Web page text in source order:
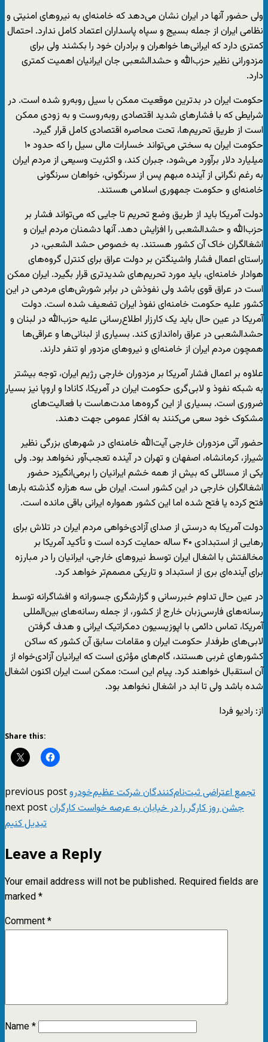
ولی حضور آنها در ایران نشان می‌دهد که خامنه‌ای به نیروهای امنیتی و
نظامی ایران از جمله بسیج و سپاه پاسداران اعتماد کامل ندارد. احتمال
کمتری دارد که ایرانی‌ها خواهران و برادران خود را بکشند ولی برای
مزدورانی نظیر حزب‌الله و حشدالشعبی جان ایرانیان اهمیت کمتری
دارد.
حکومت ایران در بدترین موقعیت ممکن با سیل روبه‌رو شده است. در
شرایطی که با فشارهای شدید اقتصادی روبه‌روست و به زودی ممکن
است از طریق تحریم‌ها، تحت محاصره اقتصادی کامل قرار گیرد.
حکومت ایران به سختی می‌تواند خسارات مالی سیل را که حدود ۱۰
میلیارد دلار برآورد می‌شود، جبران کند، و اکثریت وسیعی از مردم ایران
به رغم نگرانی از آینده مبهم پس از سرنگونی، خواهان سرنگونی
خامنه‌ای و حکومت جمهوری اسلامی هستند.
دولت آمریکا باید از طریق وضع تحریم تا جایی که می‌تواند فشار بر
حزب‌الله و حشدالشعبی را افزایش دهد. آنها دشمنان مردم ایران و
اشغالگران خاک آن کشور هستند. به خصوص حشد الشعبی، در
راستای اعمال فشار واشینگتن بر دولت عراق برای کنترل گروه‌های
هوادار خامنه‌ای، باید مورد تحریم‌های شدیدتری قرار بگیرد. ایران ممکن
است در عراق قوی باشد ولی نفوذش در برابر شورش‌های مردمی در این
کشور علیه حکومت خامنه‌ای نفوذ ایران تضعیف شده است. دولت
آمریکا در عین حال باید یک کارزار اطلاع‌رسانی علیه حزب‌الله در لبنان و
حشدالشعبی در عراق راه‌اندازی کند. بسیاری از لبنانی‌ها و عراقی‌ها
همچون مردم ایران از خامنه‌ای و نیروهای مزدور او تنفر دارند.
علاوه بر اعمال فشار آمریکا بر مزدوران خارجی رژیم ایران، توجه بیشتر
به شبکه نفوذ و لابی‌گری حکومت ایران در آمریکا، کانادا و اروپا نیز بسیار
ضروری است. بسیاری از این گروه‌ها مدت‌هاست با فعالیت‌های
مشکوک خود سعی می‌کنند به افکار عمومی جهت دهند.
حضور آتی مزدوران خارجی آیت‌الله خامنه‌ای در شهرهای بزرگی نظیر
شیراز، کرمانشاه، اصفهان و تهران در آینده تعجب‌آور نخواهد بود. ولی
یکی از مسائلی که بیش از همه خشم ایرانیان را برمی‌انگیزد حضور
اشغالگران خارجی در این کشور است. ایران طی سه هزاره گذشته بارها
فتح کرده یا فتح شده اما این کشور همواره ایرانی باقی مانده است.
دولت آمریکا به درستی از صدای آزادی‌خواهی مردم ایران در تلاش برای
رهایی از استبدادی ۴۰ ساله حمایت کرده است و تأکید آمریکا بر
مخالفتش با اشغال ایران توسط نیروهای خارجی، ایرانیان را در مبارزه
برای آینده‌ای بری از استبداد و تاریکی مصمم‌تر خواهد کرد.
در عین حال تداوم خبررسانی و گزارشگری جسورانه و افشاگرانه توسط
رسانه‌های فارسی‌زبان خارج از کشور، از جمله رسانه‌های بین‌المللی
آمریکا، تماس دائمی با اپوزیسیون دمکراتیک ایرانی و هدف گرفتن
لابی‌های طرفدار حکومت ایران و مقامات سابق آن کشور که ساکن
کشورهای غربی هستند، گام‌های مؤثری است که ایرانیان آزادی‌خواه از
آن استقبال خواهند کرد. پیام این است: ممکن است ایران اکنون اشغال
شده باشد ولی تا ابد در اشغال نخواهد بود.
از: رادیو فردا
Share this:
previous postتجمع اعتراضی ثبت‌نام‌کنندگان شرکت عظیم‌خودرو
next postجشن روز کارگر را در خیابان به عرصه خواست کارگران
تبدیل کنیم
Leave a Reply
Your email address will not be published. Required fields are
marked*
Comment*
Name*